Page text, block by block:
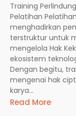
Training
Pelatihan
menghadirkan
terstruktur untuk
mengelola Hak
ekosistem
Dengan begitu,
mengenai hak
karya...
Read More